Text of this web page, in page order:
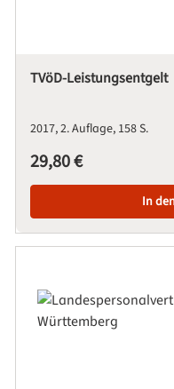
TVöD-Leistungsentgelt
20172. Auflage 158 S.
Regulärer Preis:
29,80 €
In